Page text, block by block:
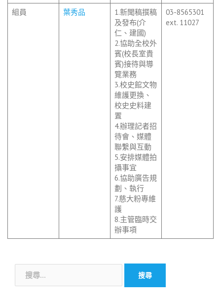
組員 葉秀品
1.新聞稿撰稿
及發布(介
仁、建國)
2.協助全校外
賓(校長室貴
賓)接待與導
覽業務
3.校史館文物
維護更換、
校史史料建
置
4.辦理記者招
待會、媒體
聯繫與互動
5.安排媒體拍
攝事宜
6.協助廣告規
劃、執行
7.慈大粉專維
護
8.主管臨時交
辦事項
03-8565301
ext. 11027
關